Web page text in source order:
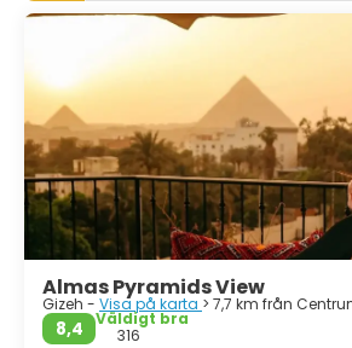
Almas Pyramids View
Gizeh - Visa på karta > 7,7 km från
8,4
Väldigt bra
316